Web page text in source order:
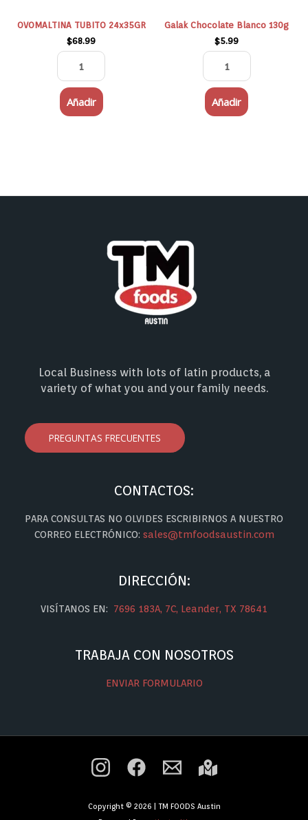
OVOMALTINA TUBITO 24x35GR
$68.99
Añadir
Galak Chocolate Blanco 130g
$5.99
Añadir
Local Business with lots of latin products, a
variety of what you and your family needs.
PREGUNTAS FRECUENTES
CONTACTOS:
PARA CONSULTAS NO OLVIDES ESCRIBIRNOS A NUESTRO
CORREO ELECTRÓNICO: sales@tmfoodsaustin.com
DIRECCIÓN:
VISÍTANOS EN: 7696 183A, 7C, Leander, TX 78641
TRABAJA CON NOSOTROS
ENVIAR FORMULARIO
Copyright © 2026 | TM FOODS Austin